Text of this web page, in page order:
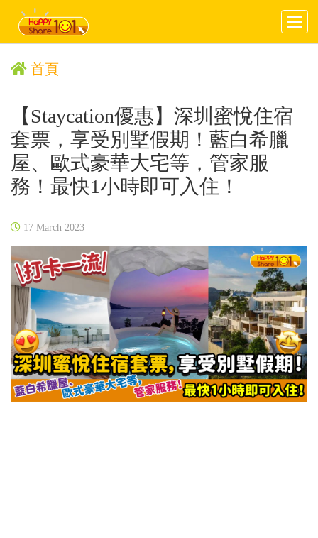
首頁
【Staycation優惠】深圳蜜悅住宿
套票，享受別墅假期！藍白希臘
屋、歐式豪華大宅等，管家服
務！最快1小時即可入住！
17 March 2023